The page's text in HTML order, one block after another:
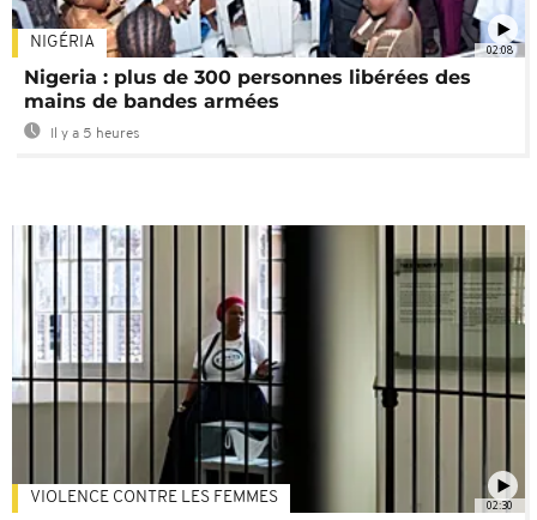
02:08
NIGÉRIA
Nigeria : plus de 300 personnes libérées des
mains de bandes armées
Il y a 5 heures
02:30
VIOLENCE CONTRE LES FEMMES